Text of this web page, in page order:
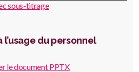
sous-titrage
du personnel
le document PPTX